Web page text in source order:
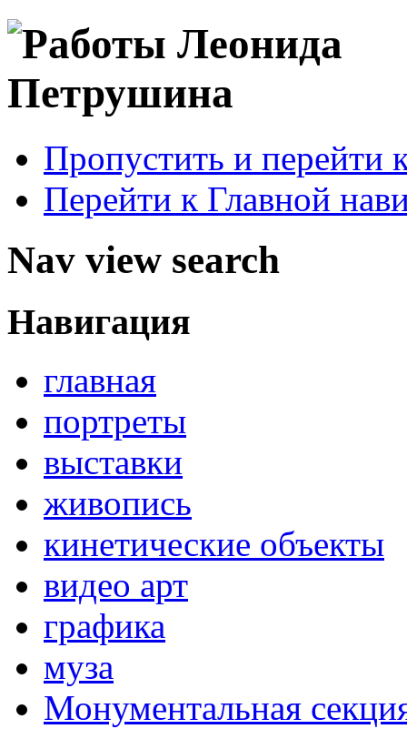
Пропустить и перейти
Перейти к Главной
Nav view search
Навигация
главная
портреты
выставки
живопись
кинетические объекты
видео арт
графика
муза
Монументальная